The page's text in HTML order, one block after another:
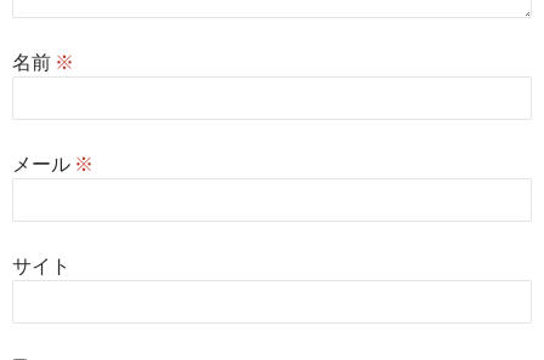
名前 ※
メール ※
サイト